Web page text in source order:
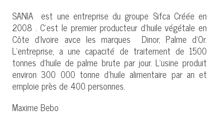
SANIA est une entreprise du groupe Sifca Créée en
2008 . C’est le premier producteur d'huile végétale en
Côte d’Ivoire avce les marques Dinor, Palme d'Or.
L’entreprise, a une capacité de traitement de 1500
tonnes d'huile de palme brute par jour. L’usine produit
environ 300 000 tonne d'huile alimentaire par an et
emploie près de 400 personnes.
Maxime Bebo